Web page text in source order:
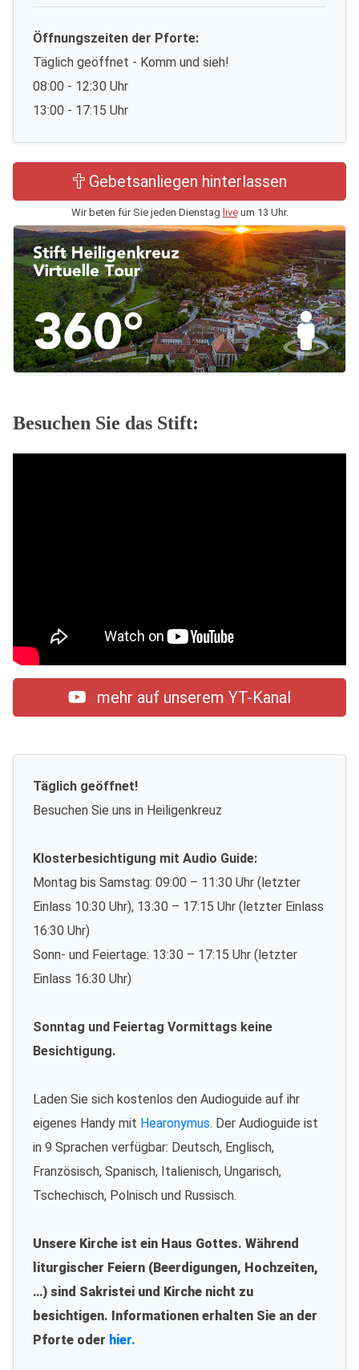
Öffnungszeiten der Pforte:
Täglich geöffnet - Komm und sieh!
08:00 - 12:30 Uhr
13:00 - 17:15 Uhr
Gebetsanliegen hinterlassen
Wir beten für Sie jeden Dienstag liveum 13 Uhr.
Besuchen Sie das Stift:
mehr auf unserem YT-Kanal
Täglich geöffnet!
Besuchen Sie uns in Heiligenkreuz
Klosterbesichtigung mit Audio Guide:
Montag bis Samstag: 09:00 – 11:30 Uhr (letzter
Einlass 10:30 Uhr), 13:30 – 17:15 Uhr (letzter Einlass
16:30 Uhr)
Sonn- und Feiertage: 13:30 – 17:15 Uhr (letzter
Einlass 16:30 Uhr)
Sonntag und Feiertag Vormittags keine
Besichtigung.
Laden Sie sich kostenlos den Audioguide auf ihr
eigenes Handy mit Hearonymus. Der Audioguide ist
in 9 Sprachen verfügbar: Deutsch, Englisch,
Französisch, Spanisch, Italienisch, Ungarisch,
Tschechisch, Polnisch und Russisch.
Unsere Kirche ist ein Haus Gottes. Während
liturgischer Feiern (Beerdigungen, Hochzeiten,
…) sind Sakristei und Kirche nicht zu
besichtigen. Informationen erhalten Sie an der
Pforte oder hier.